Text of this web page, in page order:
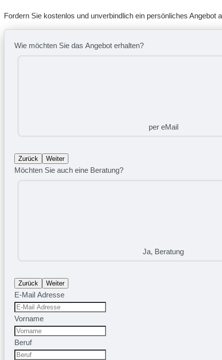
Fordern Sie kostenlos und unverbindlich ein persönliches Angebot
Wie möchten Sie das Angebot erhalten?
per eMail
Zurück Weiter
Möchten Sie auch eine Beratung?
Ja, Beratung
Zurück Weiter
E-Mail Adresse
Vorname
Beruf